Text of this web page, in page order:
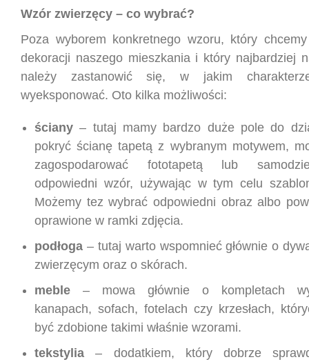
Wzór zwierzęcy – co wybrać?
Poza wyborem konkretnego wzoru, który
dekoracji naszego mieszkania i który najbardziej
należy zastanowić się, w jakim
wyeksponować. Oto kilka możliwości:
ściany – tutaj mamy bardzo duże pole do
pokryć ścianę tapetą z wybranym motywem,
zagospodarować fototapetą lub
odpowiedni wzór, używając w tym celu
Możemy tez wybrać odpowiedni obraz albo
oprawione w ramki zdjęcia.
podłoga – tutaj warto wspomnieć głównie o
zwierzęcym oraz o skórach.
meble – mowa głównie o kompletach
kanapach, sofach, fotelach czy krzesłach,
być zdobione takimi właśnie wzorami.
tekstylia– dodatkiem, który dobrze